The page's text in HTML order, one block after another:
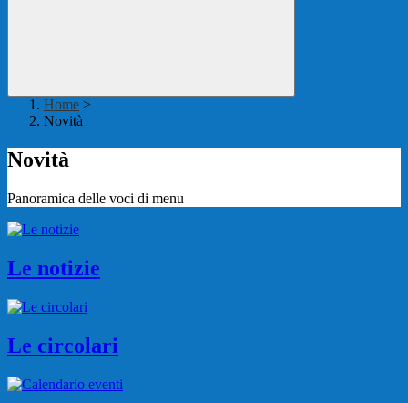
Home >
Novità
Novità
Panoramica delle voci di menu
Le notizie
Le circolari